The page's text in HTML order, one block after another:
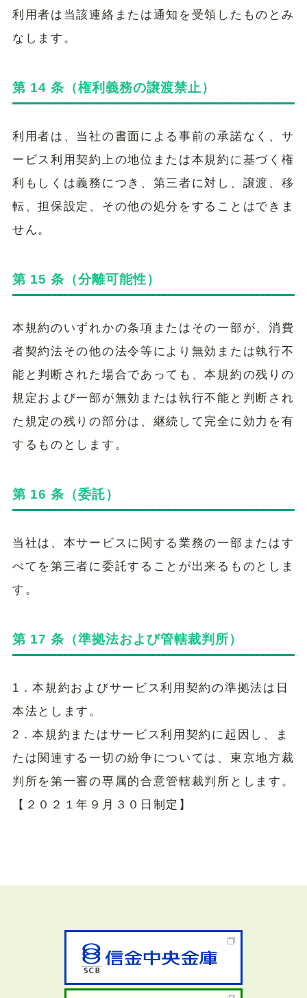
利用者は当該連絡または通知を受領したものとみ
なします。
第 14 条（権利義務の譲渡禁止）
利用者は、当社の書面による事前の承諾なく、サ
ービス利用契約上の地位または本規約に基づく権
利もしくは義務につき、第三者に対し、譲渡、移
転、担保設定、その他の処分をすることはできま
せん。
第 15 条（分離可能性）
本規約のいずれかの条項またはその一部が、消費
者契約法その他の法令等により無効または執行不
能と判断された場合であっても、本規約の残りの
規定および一部が無効または執行不能と判断され
た規定の残りの部分は、継続して完全に効力を有
するものとします。
第 16 条（委託）
当社は、本サービスに関する業務の一部またはす
べてを第三者に委託することが出来るものとしま
す。
第 17 条（準拠法および管轄裁判所）
1．本規約およびサービス利用契約の準拠法は日
本法とします。
2．本規約またはサービス利用契約に起因し、ま
たは関連する一切の紛争については、東京地方裁
判所を第一審の専属的合意管轄裁判所とします。
【２０２１年９月３０日制定】